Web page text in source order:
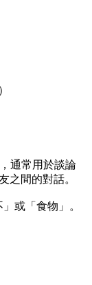
通常用於談論
之間的對話。
或「食物」。